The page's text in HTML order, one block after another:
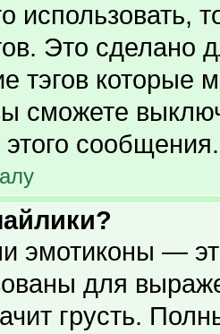
использовать,
Это сделано
тэгов которые
сможете
сообщения.
эмотиконы —
для
грусть.